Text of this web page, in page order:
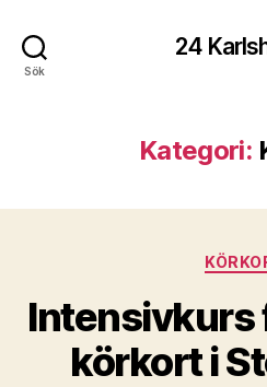
Sök
24
Kategori:
Intensivkurs
körkort i